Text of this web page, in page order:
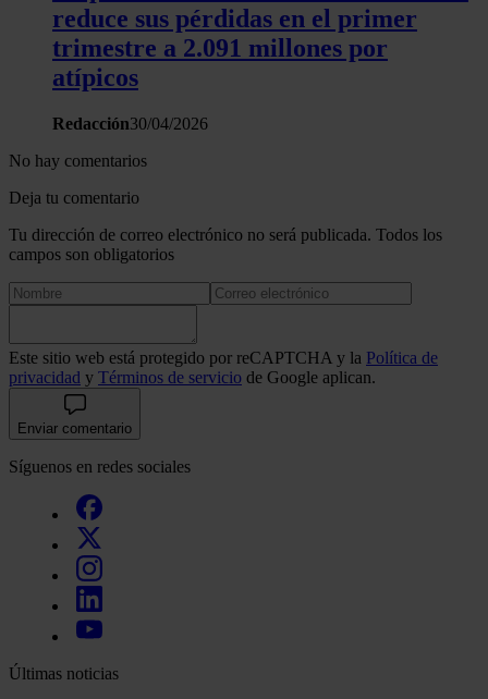
reduce sus pérdidas en el primer
trimestre a 2.091 millones por
atípicos
Redacción30/04/2026
No hay comentarios
Deja tu comentario
Tu dirección de correo electrónico no será publicada. Todos los
campos son obligatorios
Este sitio web está protegido por reCAPTCHA y la Política de
privacidad y Términos de servicio de Google aplican.
Enviar comentario
Síguenos en redes sociales
Últimas noticias